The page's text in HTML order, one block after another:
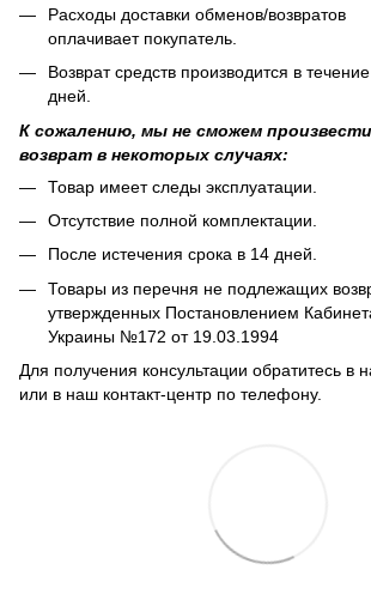
Расходы доставки обменов/возвратов
оплачивает покупатель.
Возврат средств производится в
дней.
К сожалению, мы не сможем
возврат в некоторых случаях:
Товар имеет следы эксплуатации.
Отсутствие полной комплектации.
После истечения срока в 14 дней.
Товары из перечня не подлежащих
утвержденных Постановлением
Украины №172 от 19.03.1994
Для получения консультации обратитесь
или в наш контакт-центр по телефону.